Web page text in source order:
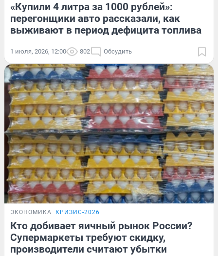
«Купили 4 литра за 1000 рублей»:
перегонщики авто рассказали, как
выживают в период дефицита топлива
1 июля, 2026, 12:00 802 Обсудить
ЭКОНОМИКА КРИЗИС-2026
Кто добивает яичный рынок России?
Супермаркеты требуют скидку,
производители считают убытки